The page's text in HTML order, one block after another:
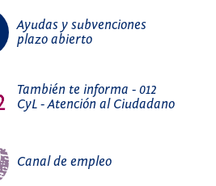
Ayudas y subvenciones
plazo abierto
También te informa - 012
CyL - Atención al Ciudadano
Canal de empleo